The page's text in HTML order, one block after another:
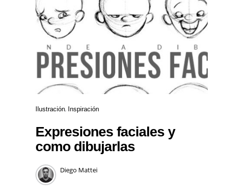
Ilustración Inspiración
Expresiones faciales y
como dibujarlas
Diego Mattei